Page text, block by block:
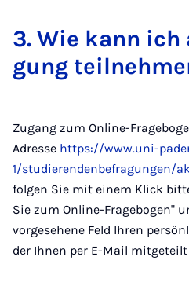
3. Wie kann
gung
Zugang zum Online-
Adresse https://www.uni-
1/studierendenbefragungen/
folgen Sie mit einem Klick
Sie zum Online-Fragebogen"
vorgesehene Feld Ihren
der Ihnen per E-Mail